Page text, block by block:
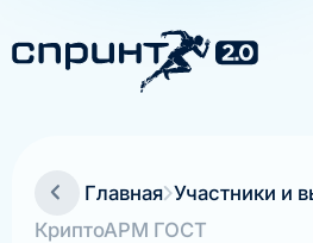
Главная Участники и
КриптоАРМ ГОСТ